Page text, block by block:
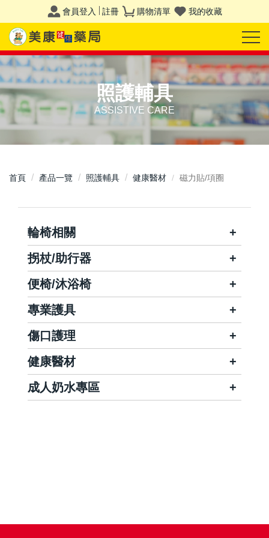
會員登入 註冊 購物清單 我的收藏
照護輔具
ASSISTIVE CARE
首頁 產品一覽 照護輔具 健康醫材 磁力貼/項圈
輪椅相關
拐杖/助行器
便椅/沐浴椅
專業護具
傷口護理
健康醫材
成人奶水專區